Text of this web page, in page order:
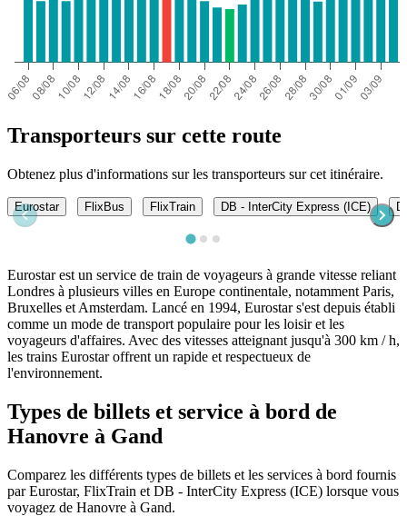
Transporteurs sur cette route
Obtenez plus d'informations sur les transporteurs sur cet itinéraire.
Eurostar FlixBus FlixTrain DB - InterCity Express (ICE)
Eurostar est un service de train de voyageurs à grande vitesse reliant
Londres à plusieurs villes en Europe continentale, notamment Paris,
Bruxelles et Amsterdam. Lancé en 1994, Eurostar s'est depuis établi
comme un mode de transport populaire pour les loisir et les
voyageurs d'affaires. Avec des vitesses atteignant jusqu'à 300 km / h,
les trains Eurostar offrent un rapide et respectueux de
l'environnement.
Types de billets et service à bord de
Hanovre à Gand
Comparez les différents types de billets et les services à bord fournis
par Eurostar, FlixTrain et DB - InterCity Express (ICE) lorsque vous
voyagez de Hanovre à Gand.